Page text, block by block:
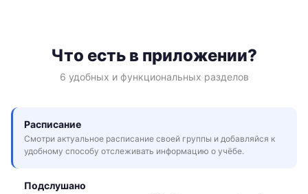
Что есть в приложении?
6 удобных и функциональных разделов
Расписание
Смотри актуальное расписание своей группы и добавляйся к
удобному способу отслеживать информацию о учёбе.
Подслушано